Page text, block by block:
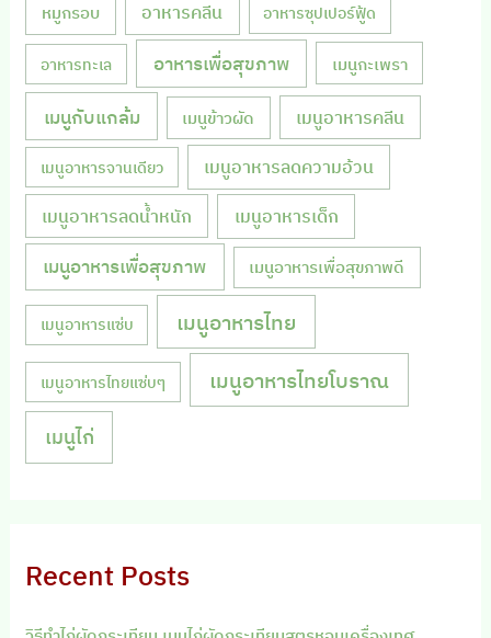
หมูกรอบ อาหารคลีน อาหารซุปเปอร์ฟู้ด
อาหารทะเล อาหารเพื่อสุขภาพ เมนูกะเพรา
เมนูกับแกล้ม เมนูข้าวผัด เมนูอาหารคลีน
เมนูอาหารจานเดียว เมนูอาหารลดความอ้วน
เมนูอาหารลดน้ำหนัก เมนูอาหารเด็ก
เมนูอาหารเพื่อสุขภาพ เมนูอาหารเพื่อสุขภาพดี
เมนูอาหารแซ่บ เมนูอาหารไทย
เมนูอาหารไทยแซ่บๆ เมนูอาหารไทยโบราณ
เมนูไก่
Recent Posts